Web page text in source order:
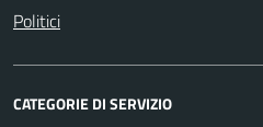
Politici
CATEGORIE DI SERVIZIO